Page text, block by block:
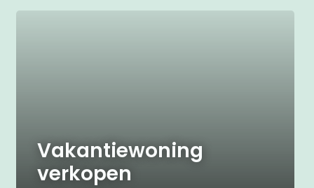
Vakantiewoning
verkopen